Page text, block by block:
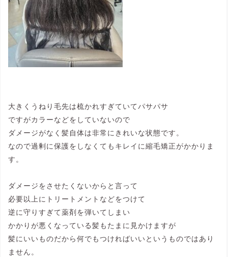
大きくうねり毛先は梳かれすぎていてパサパサ
ですがカラーなどをしていないので
ダメージがなく髪自体は非常にきれいな状態です。
なので過剰に保護をしなくてもキレイに縮毛矯正がかかりま
す。
ダメージをさせたくないからと言って
必要以上にトリートメントなどをつけて
逆に守りすぎて薬剤を弾いてしまい
かかりが悪くなっている髪もたまに見かけますが
髪にいいものだから何でもつければいいというものではあり
ません。